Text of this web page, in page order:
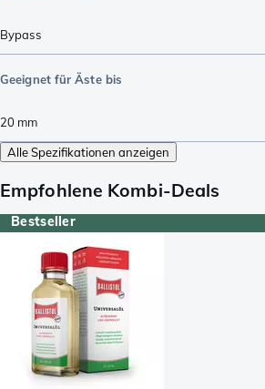
Bypass
Geeignet für Äste bis
20 mm
Alle Spezifikationen anzeigen
Empfohlene Kombi-Deals
Bestseller